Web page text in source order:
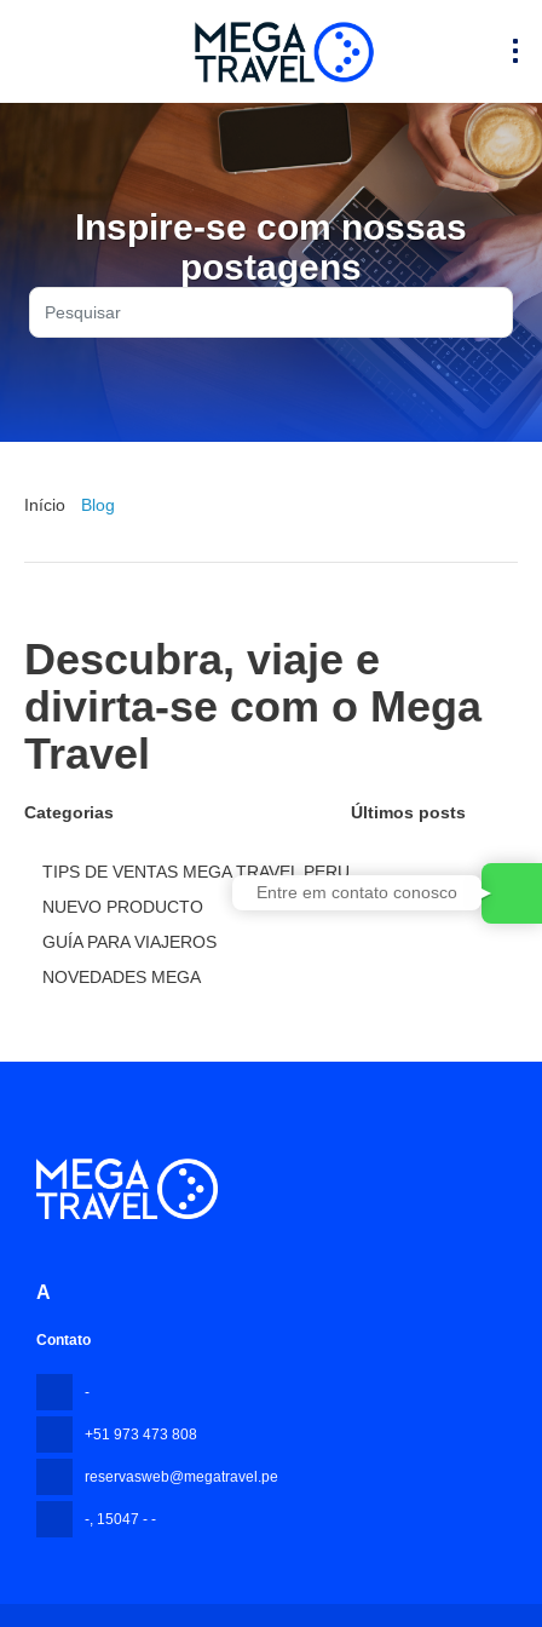
Inspire-se com nossas
postagens
Início Blog
Descubra, viaje e
divirta-se com o Mega
Travel
Categorias
TIPS DE VENTAS MEGA TRAVEL PERU
NUEVO PRODUCTO
GUÍA PARA VIAJEROS
NOVEDADES MEGA
Últimos posts
A
Contato
-
+51 973 473 808
reservasweb@megatravel.pe
- , 15047 - -
Entre em contato conosco